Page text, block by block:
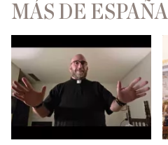
MÁS DE ESPAÑA